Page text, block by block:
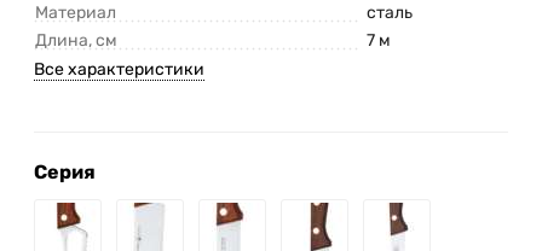
Материал
сталь
Длина, см
7 м
Все характеристики
Серия